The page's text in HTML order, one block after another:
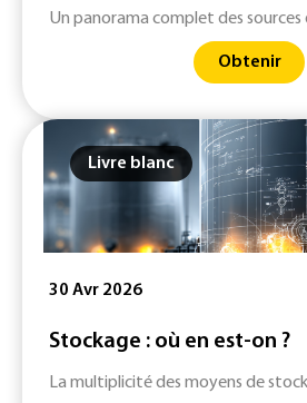
Un panorama complet des sources
Obtenir
Livre blanc
30 Avr 2026
Stockage : où en est-on ?
La multiplicité des moyens de